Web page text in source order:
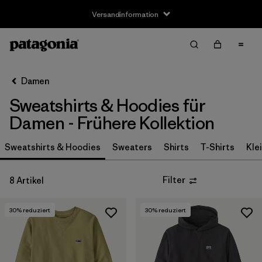
Versandinformation
Filter by
Größe
XXS
L (5)
XL
Damen
Sweatshirts & Hoodies für
Damen - Frühere Kollektion
Sweatshirts & Hoodies Sweaters Shirts T-Shirts
8 Artikel Filter
30% reduziert 30% reduziert